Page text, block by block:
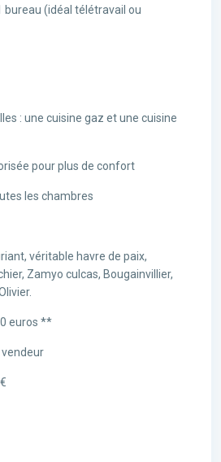
bureau (idéal télétravail ou
: une cuisine gaz et une cuisine
pour plus de confort
les chambres
véritable havre de paix,
Zamyo culcas, Bougainvillier,
euros **